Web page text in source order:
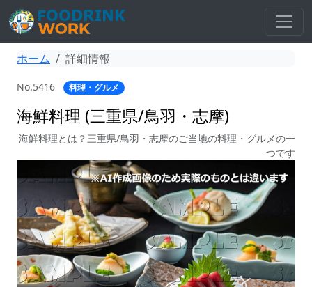
ホーム 詳細情報
No.5416 料理・グルメ
海鮮料理 (三重県/鳥羽・志摩)
海鮮料理とは？三重県/鳥羽・志摩のご当地の料理・グルメの一
つです